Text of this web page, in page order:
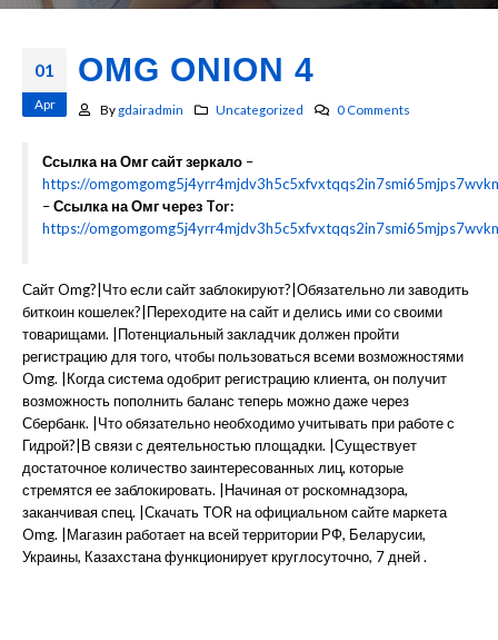
01
Apr
OMG ONION 4
By gdairadmin Uncategorized 0 Comments
Ссылка на Омг сайт зеркало –
https://
–Ссылка на Омг через Tor:
https://
Сайт Omg?|Что если сайт заблокируют?|Обязательно ли заводить
биткоин кошелек?|Переходите на сайт и делись ими со своими
товарищами. |Потенциальный закладчик должен пройти
регистрацию для того, чтобы пользоваться всеми возможностями
Omg. |Когда система одобрит регистрацию клиента, он получит
возможность пополнить баланс теперь можно даже через
Сбербанк. |Что обязательно необходимо учитывать при работе с
Гидрой?|В связи с деятельностью площадки. |Существует
достаточное количество заинтересованных лиц, которые
стремятся ее заблокировать. |Начиная от роскомнадзора,
заканчивая спец. |Скачать TOR на официальном сайте маркета
Omg. |Магазин работает на всей территории РФ, Беларусии,
Украины, Казахстана функционирует круглосуточно, 7 дней .